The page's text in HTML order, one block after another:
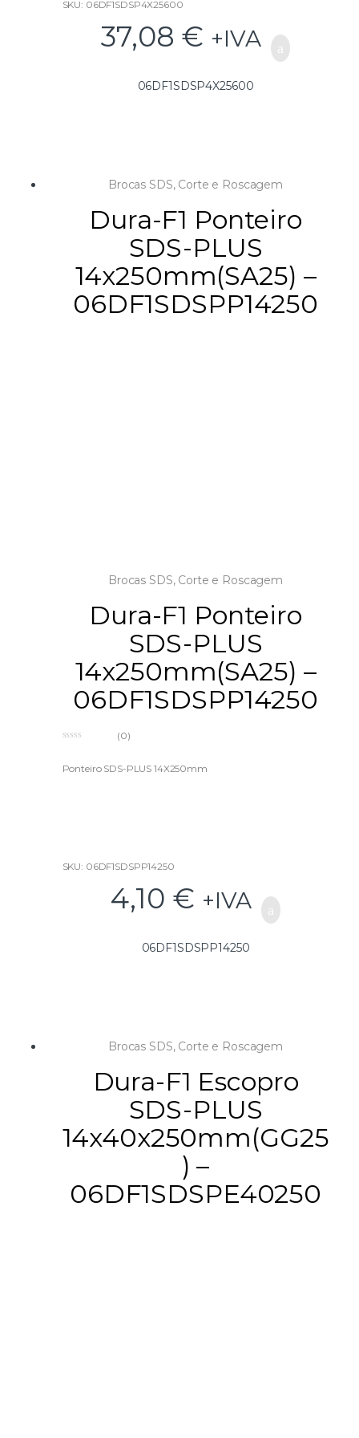
SKU: 06DF1SDSP4X25600
37,08 € +IVA
06DF1SDSP4X25600
Brocas SDS, Corte e Roscagem
Dura-F1 Ponteiro
SDS-PLUS
14x250mm(SA25) –
06DF1SDSPP14250
Brocas SDS, Corte e Roscagem
Dura-F1 Ponteiro
SDS-PLUS
14x250mm(SA25) –
06DF1SDSPP14250
u
(0)
Ponteiro SDS-PLUS 14X250mm
SKU: 06DF1SDSPP14250
4,10 € +IVA
06DF1SDSPP14250
Brocas SDS, Corte e Roscagem
Dura-F1 Escopro
SDS-PLUS
14x40x250mm(GG25
) –
06DF1SDSPE40250